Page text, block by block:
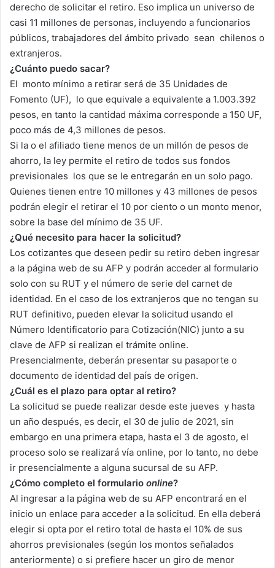
derecho de solicitar el retiro. Eso implica un universo de
casi 11 millones de personas, incluyendo a funcionarios
públicos, trabajadores del ámbito privado sean chilenos o
extranjeros.
¿Cuánto puedo sacar?
El monto mínimo a retirar será de 35 Unidades de
Fomento (UF), lo que equivale a equivalente a 1.003.392
pesos, en tanto la cantidad máxima corresponde a 150 UF,
poco más de 4,3 millones de pesos.
Si la o el afiliado tiene menos de un millón de pesos de
ahorro, la ley permite el retiro de todos sus fondos
previsionales los que se le entregarán en un solo pago.
Quienes tienen entre 10 millones y 43 millones de pesos
podrán elegir el retirar el 10 por ciento o un monto menor,
sobre la base del mínimo de 35 UF.
¿Qué necesito para hacer la solicitud?
Los cotizantes que deseen pedir su retiro deben ingresar
a la página web de su AFP y podrán acceder al formulario
solo con su RUT y el número de serie del carnet de
identidad. En el caso de los extranjeros que no tengan su
RUT definitivo, pueden elevar la solicitud usando el
Número Identificatorio para Cotización(NIC) junto a su
clave de AFP si realizan el trámite online.
Presencialmente, deberán presentar su pasaporte o
documento de identidad del país de origen.
¿Cuál es el plazo para optar al retiro?
La solicitud se puede realizar desde este jueves y hasta
un año después, es decir, el 30 de julio de 2021, sin
embargo en una primera etapa, hasta el 3 de agosto, el
proceso solo se realizará vía online, por lo tanto, no debe
ir presencialmente a alguna sucursal de su AFP.
¿Cómo completo el formulario online?
Al ingresar a la página web de su AFP encontrará en el
inicio un enlace para acceder a la solicitud. En ella deberá
elegir si opta por el retiro total de hasta el 10% de sus
ahorros previsionales (según los montos señalados
anteriormente) o si prefiere hacer un giro de menor